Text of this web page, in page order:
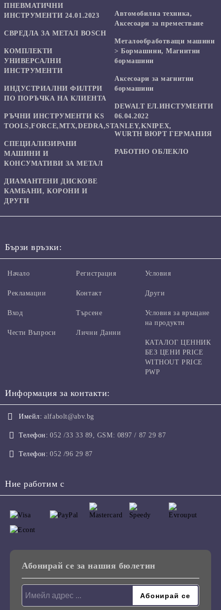
ПНЕВМАТИЧНИ
ИНСТРУМЕНТИ 24.01.2023
СВРЕДЛА ЗА МЕТАЛ BOSCH
КОМПЛЕКТИ
УНИВЕРСАЛНИ
ИНСТРУМЕНТИ
ИНДУСТРИАЛНИ ФИЛТРИ
ПО ПОРЪЧКА НА КЛИЕНТА
РЪЧНИ ИНСТРУМЕНТИ KS
TOOLS,FORCE,MTX,DEDRA,STANLEY,KNIPEX,
СПЕЦИАЛИЗИРАНИ
МАШИНИ И
КОНСУМАТИВИ ЗА МЕТАЛ
ДИАМАНТЕНИ ДИСКОВЕ
КАМБАНИ, КОРОНИ И
ДРУГИ
Автомобилна техника,
Аксесоари за преместване
Mеталообработващи машини
> Бормашини, Магнитни
бормашини
Аксесоари за магнитни
бормашини
DEWALT ЕЛ.ИНСТУМЕНТИ
06.04.2022
WURTH ВЮРТ ГЕРМАНИЯ
РАБОТНО ОБЛЕКЛО
Бързи връзки:
Начало
Рекламации
Вход
Чести Въпроси
Регистрация
Контакт
Търсене
Лични Данни
Условия
Други
Условия за връщане
на продукти
КАТАЛОГ ЦЕННИК
БЕЗ ЦЕНИ PRICE
WITHOUT PRICE
PWP
Информация за контакти:
Имейл: alfabolt@abv.bg
Телефон: 052 /33 33 89, GSM: 0897 / 87 29 87
Телефон: 052 /96 29 87
Ние работим с
Абонирай се за нашия бюлетин